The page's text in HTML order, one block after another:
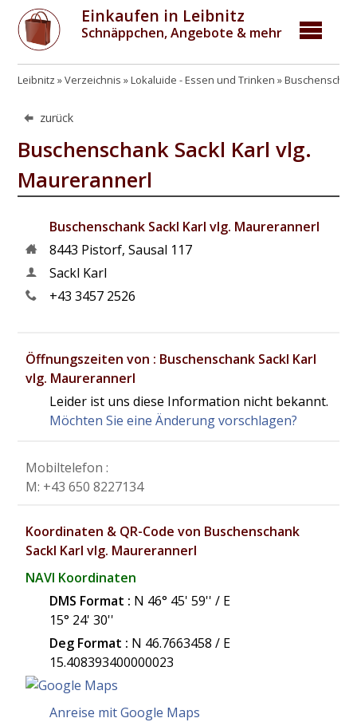
Einkaufen in Leibnitz
Schnäppchen, Angebote & mehr
Leibnitz Verzeichnis Lokaluide - Essen und Trinken
zurück
Buschenschank Sackl Karl vlg.
Maurerannerl
Buschenschank Sackl Karl vlg. Maurerannerl
8443 Pistorf,Sausal 117
Sackl Karl
+43 3457 2526
Öffnungszeiten von : Buschenschank Sackl Karl
vlg. Maurerannerl
Leider ist uns diese Information nicht bekannt.
Möchten Sie eine Änderung vorschlagen?
Mobiltelefon :
M: +43 650 8227134
Koordinaten & QR-Code von Buschenschank
Sackl Karl vlg. Maurerannerl
NAVI Koordinaten
DMS Format : N 46° 45' 59'' / E
15° 24' 30''
Deg Format : N 46.7663458 / E
15.408393400000023
Anreise mit Google Maps